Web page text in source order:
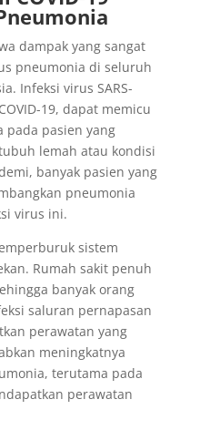
dampak yang sangat
pneumonia di seluruh
Infeksi virus SARS-
19, dapat memicu
pada pasien yang
lemah atau kondisi
banyak pasien yang
pneumonia
virus ini.
sistem
Rumah sakit penuh
banyak orang
saluran pernapasan
perawatan yang
meningkatnya
terutama pada
perawatan